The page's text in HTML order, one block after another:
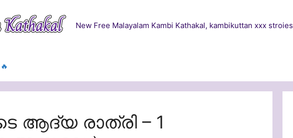
New Free Malayalam Kambi Kathakal, kambikuttan xxx stroies
രാത്രി – 1